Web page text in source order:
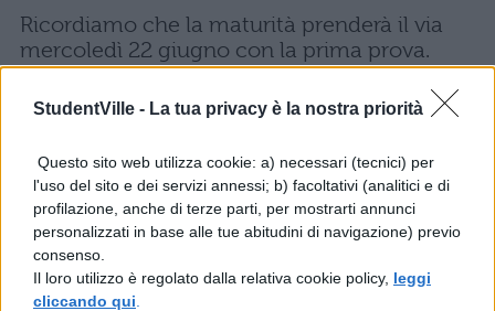
StudentVille - La tua privacy è la nostra priorità
Questo sito web utilizza cookie: a) necessari (tecnici) per
l'uso del sito e dei servizi annessi; b) facoltativi (analitici e di
profilazione, anche di terze parti, per mostrarti annunci
personalizzati in base alle tue abitudini di navigazione) previo
consenso.
Il loro utilizzo è regolato dalla relativa cookie policy, leggi
cliccando qui
Ricordiamo che la maturità prenderà il via
mercoledì 22 giugno con la prima prova.
Per info sulla maturità ti invitiamo a visitare la
nostra sezione dedicata allamaturità 2011o la
COMMENTI